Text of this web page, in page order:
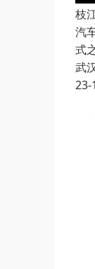
枝
汽
式
武
23-